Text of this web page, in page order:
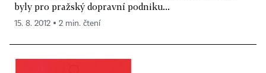
byly pro pražský dopravní podniku...
15. 8. 2012 ▪ 2 min. čtení